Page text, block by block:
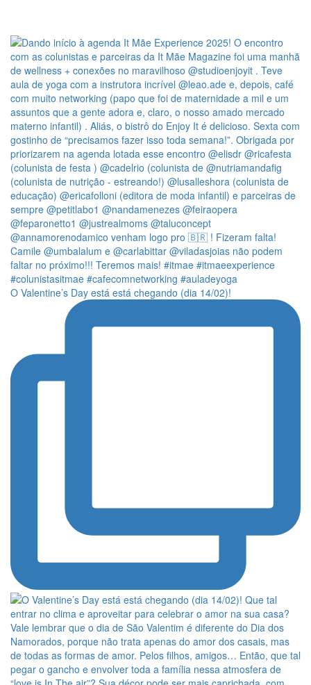
O Valentine’s Day está está chegando (dia 14/02)!